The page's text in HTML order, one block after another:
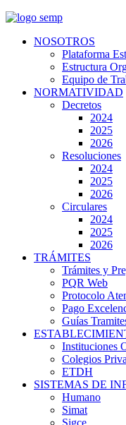
NOSOTROS
Plataforma
Estructura
Equipo de
NORMATIVIDAD
Decretos
2024
2025
2026
Resoluciones
2024
2025
2026
Circulares
2024
2025
2026
TRÁMITES
Trámites y
PQR Web
Protocolo
Pago
Guías
Instituciones
Colegios
ETDH
SISTEMAS DE
Humano
Simat
Sigce